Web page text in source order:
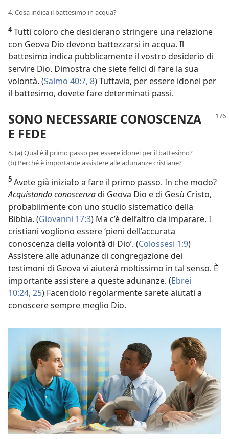
4. Cosa indica il battesimo in acqua?
4Tutti coloro che desiderano stringere una relazione
con Geova Dio devono battezzarsi in acqua. Il
battesimo indica pubblicamente il vostro desiderio di
servire Dio. Dimostra che siete felici di fare la sua
volontà. (Salmo 40:7, 8) Tuttavia, per essere idonei per
il battesimo, dovete fare determinati passi.
SONO NECESSARIE CONOSCENZA
E FEDE
5. (a) Qual è il primo passo per essere idonei per il battesimo?
(b) Perché è importante assistere alle adunanze cristiane?
5 Avete già iniziato a fare il primo passo. In che modo?
Acquistando conoscenzadi Geova Dio e di Gesù Cristo,
probabilmente con uno studio sistematico della
Bibbia. (Giovanni 17:3) Ma c’è dell’altro da imparare. I
cristiani vogliono essere ‘pieni dell’accurata
conoscenza della volontà di Dio’. (Colossesi 1:9)
Assistere alle adunanze di congregazione dei
testimoni di Geova vi aiuterà moltissimo in tal senso. È
importante assistere a queste adunanze. (Ebrei
10:24, 25) Facendolo regolarmente sarete aiutati a
conoscere sempre meglio Dio.